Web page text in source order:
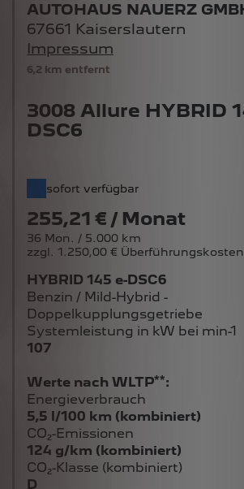
6,2 km entfernt
3008 Allure HYBRID
DSC6
sofort verfügbar
255,21 € / Monat
36 Mon. / 5.000 km
zzgl. 1.250,00 € Überführungskosten
AUTOHAUS NAUERZ
67661 Kaiserslautern
Impressum
HYBRID 145 e-DSC6
Benzin / Mild-Hybrid -
Doppelkupplungsgetriebe
Systemleistung in kW bei min-1
107
Werte nach WLTP**:
Energieverbrauch
5,5 l/100 km (kombiniert)
CO₂-Emissionen
124 g/km (kombiniert)
CO₂-Klasse (kombiniert)
D